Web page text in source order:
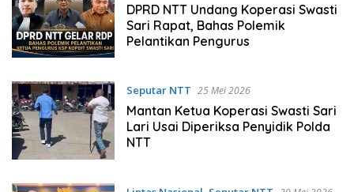
DPRD NTT Undang Koperasi Swasti
Sari Rapat, Bahas Polemik
Pelantikan Pengurus
Seputar NTT 25 Mei 2026
Mantan Ketua Koperasi Swasti Sari
Lari Usai Diperiksa Penyidik Polda
NTT